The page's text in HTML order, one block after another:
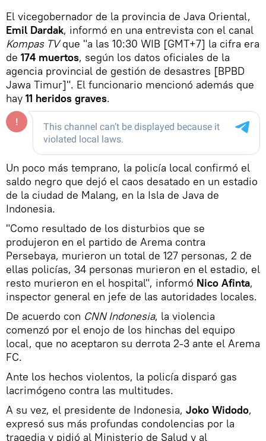
El vicegobernador de la provincia de Java Oriental,
Emil Dardak, informó en una entrevista con el canal
Kompas TVque "a las 10:30 WIB [GMT+7] la cifra era
de 174 muertos, según los datos oficiales de la
agencia provincial de gestión de desastres [BPBD
Jawa Timur]". El funcionario mencionó además que
hay 11 heridos graves.
Un poco más temprano, la policía local confirmó el
saldo negro que dejó el caos desatado en un estadio
de la ciudad de Malang, en la Isla de Java de
Indonesia.
"Como resultado de los disturbios que se
produjeron en el partido de Arema contra
Persebaya, murieron un total de 127 personas, 2 de
ellas policías, 34 personas murieron en el estadio, el
resto murieron en el hospital", informó Nico Afinta,
inspector general en jefe de las autoridades locales.
De acuerdo con CNN Indonesia, la violencia
comenzó por el enojo de los hinchas del equipo
local, que no aceptaron su derrota 2-3 ante el Arema
FC.
Ante los hechos violentos, la policía disparó gas
lacrimógeno contra las multitudes.
A su vez, el presidente de Indonesia, Joko Widodo,
expresó sus más profundas condolencias por la
tragedia y pidió al Ministerio de Salud y al